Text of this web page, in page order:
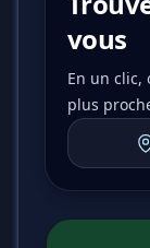
vous
En un clic,
plus